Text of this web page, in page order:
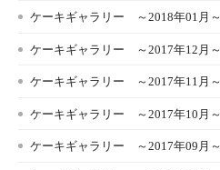
ケーキギャラリー ～2018年01月～
ケーキギャラリー ～2017年12月～
ケーキギャラリー ～2017年11月～
ケーキギャラリー ～2017年10月～
ケーキギャラリー ～2017年09月～